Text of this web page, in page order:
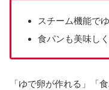
スチーム機能で
食パンも美味し
「ゆで卵が作れる」「